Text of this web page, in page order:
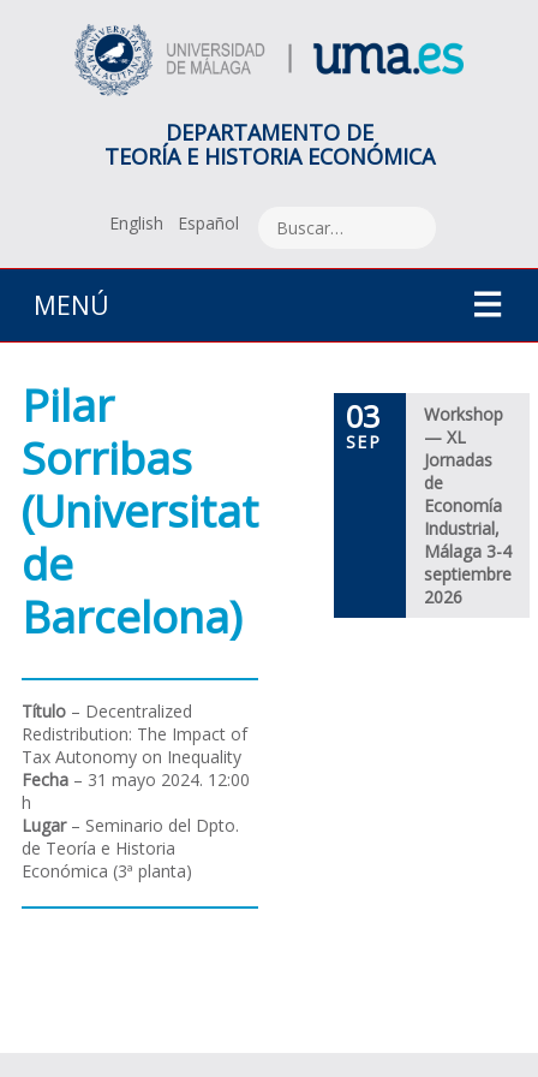
DEPARTAMENTO DE
TEORÍA E HISTORIA ECONÓMICA
English Español
MENÚ
Pilar
Sorribas
(Universitat
de
Barcelona)
Título– Decentralized
Redistribution: The Impact of
Tax Autonomy on Inequality
Fecha– 31 mayo 2024. 12:00
h
Lugar– Seminario del Dpto.
de Teoría e Historia
Económica (3ª planta)
03
SEP
Workshop
— XL
Jornadas
de
Economía
Industrial,
Málaga 3-4
septiembre
2026